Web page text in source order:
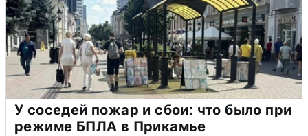
У соседей пожар и сбои: что было при
режиме БПЛА в Прикамье